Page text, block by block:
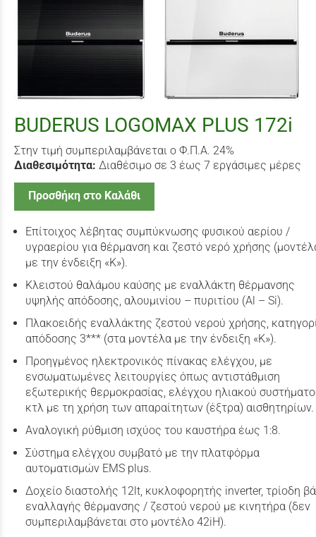
BUDERUS LOGOMAX PLUS 172i
Στην τιμή συμπεριλαμβάνεται ο Φ.Π.Α. 24%
Διαθεσιμότητα: Διαθέσιμο σε 3 έως 7 εργάσιμες μέρες
Προσθήκη στο Καλάθι
Επίτοιχος λέβητας συμπύκνωσης φυσικού αερίου /
υγραερίου για θέρμανση και ζεστό νερό χρήσης
με την ένδειξη «Κ»).
Κλειστού θαλάμου καύσης με εναλλάκτη θέρμανσης
υψηλής απόδοσης, αλουμινίου – πυριτίου (Al – Si).
Πλακοειδής εναλλάκτης ζεστού νερού χρήσης,
απόδοσης 3*** (στα μοντέλα με την ένδειξη «Κ»).
Προηγμένος ηλεκτρονικός πίνακας ελέγχου, με
ενσωματωμένες λειτουργίες όπως αντιστάθμιση
εξωτερικής θερμοκρασίας, ελέγχου ηλιακού
κτλ με τη χρήση των απαραίτητων (έξτρα) αισθητηρίων.
Αναλογική ρύθμιση ισχύος του καυστήρα έως 1:8.
Σύστημα ελέγχου συμβατό με την πλατφόρμα
αυτοματισμών EMS plus.
Δοχείο διαστολής 12lt, κυκλοφορητής inverter, τρίοδη
εναλλαγής θέρμανσης / ζεστού νερού με κινητήρα (δεν
συμπεριλαμβάνεται στο μοντέλο 42iH).